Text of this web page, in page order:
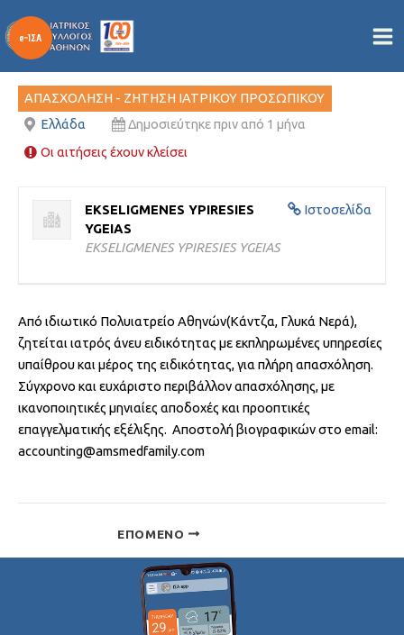
στο
περιεχόμενο
ΙΑΤΡΟΣ ΑΝΕΥ ΕΙΔΙΚΟΤΗΤΑΣ
/08/07/2026
ΑΠΑΣΧΟΛΗΣΗ - ΖΗΤΗΣΗ ΙΑΤΡΙΚΟΥ ΠΡΟΣΩΠΙΚΟΥ
Ελλάδα
Δημοσιεύτηκε πριν από 1 μήνα
Οι αιτήσεις έχουν κλείσει
Ιστοσελίδα
EKSELIGMENES YPIRESIES
YGEIAS
EKSELIGMENES YPIRESIES YGEIAS
Από ιδιωτικό Πολυιατρείο Αθηνών(Κάντζα, Γλυκά Νερά),
ζητείται ιατρός άνευ ειδικότητας με εκπληρωμένες υπηρεσίες
υπαίθρου και μέρος της ειδικότητας, για πλήρη απασχόληση.
Σύγχρονο και ευχάριστο περιβάλλον απασχόλησης, με
ικανοποιητικές μηνιαίες αποδοχές και προοπτικές
επαγγελματικής εξέλιξης. Αποστολή βιογραφικών στο email:
accounting@amsmedfamily.com
ΕΠΌΜΕΝΟ